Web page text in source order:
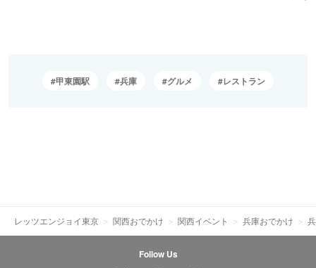
甲東園駅 兵庫 グルメ レストラン
レッツエンジョイ東京 関西おでかけ 関西イベント 兵庫おでかけ
Follow Us